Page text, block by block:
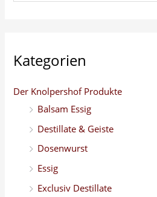
e
a
h
Kategorien
Der Knolpershof Produkte
Balsam Essig
Destillate & Geiste
Dosenwurst
Essig
Exclusiv Destillate